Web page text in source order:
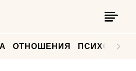
ОТНОШЕНИЯ